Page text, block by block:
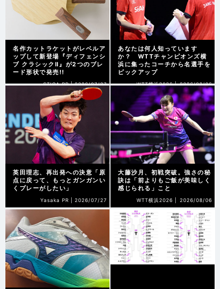
名作カットラケットがレベルア
ップして新登場『ディフェンシ
ブ クラシックⅡ』が2つのブレ
ード形状で発売!!
STIGA PR |2026/07/27
あなたは何人知っています
か？ WTTチャンピオンズ横
浜に集ったコーチから名選手を
ピックアップ
WTT横浜2026 | 2026/08/06
英田理志、再出発への決意「原
点に戻って、もっとガンガンい
くプレーがしたい」
Yasaka PR | 2026/07/27
大藤沙月、初戦突破。強さの秘
訣は「前よりもご飯が美味しく
感じられる」こと
WTT横浜2026 | 2026/08/06